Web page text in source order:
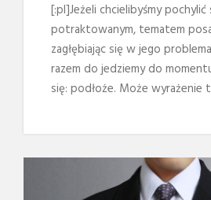
[:pl]Jeżeli chcielibyśmy
potraktowanym, tematem
zagłębiając się w jego
razem do jedziemy do
się: podłoże. Może wyrażenie